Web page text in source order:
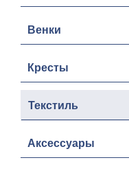
Венки
Кресты
Текстиль
Аксессуары